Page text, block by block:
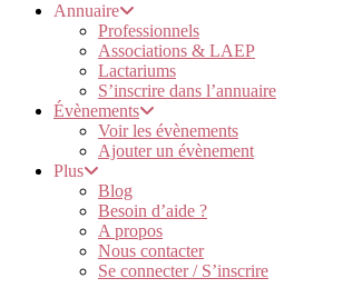
Annuaire
Professionnels
Associations & LAEP
Lactariums
S’inscrire dans l’annuaire
Évènements
Voir les évènements
Ajouter un évènement
Plus
Blog
Besoin d’aide ?
A propos
Nous contacter
Se connecter / S’inscrire